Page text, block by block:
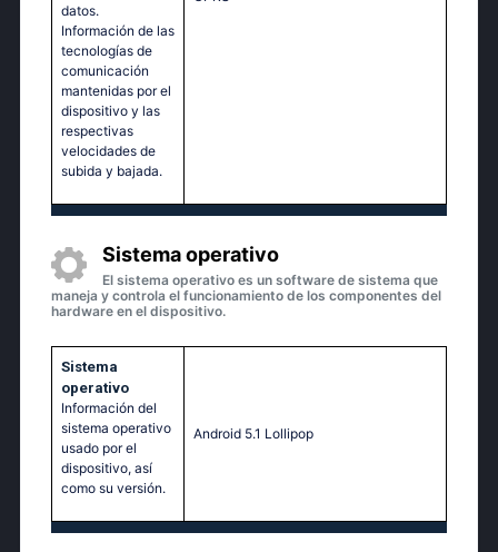
datos.
Información de las
tecnologías de
comunicación
mantenidas por el
dispositivo y las
respectivas
velocidades de
subida y bajada.
Sistema operativo
El sistema operativo es un software de sistema que
maneja y controla el funcionamiento de los componentes del
hardware en el dispositivo.
Sistema
operativo
Información del
sistema operativo
usado por el
dispositivo, así
como su versión.
Аndrоid 5.1 Lоlliрор